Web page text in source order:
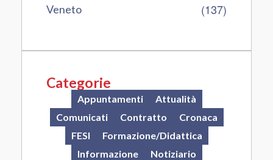
Veneto (137)
Categorie
Appuntamenti
Attualità
Comunicati
Contratto
Cronaca
FESI
Formazione/Didattica
Informazione
Notiziario